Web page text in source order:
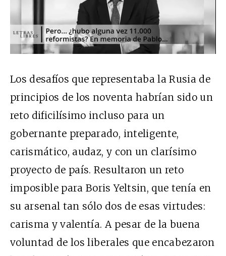
Los desafíos que representaba la Rusia de
principios de los noventa habrían sido un
reto dificilísimo incluso para un
gobernante preparado, inteligente,
carismático, audaz, y con un clarísimo
proyecto de país. Resultaron un reto
imposible para Boris Yeltsin, que tenía en
su arsenal tan sólo dos de esas virtudes:
carisma y valentía. A pesar de la buena
voluntad de los liberales que encabezaron